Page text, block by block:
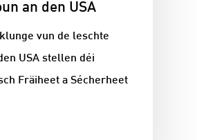
an den USA
vun de leschte
USA stellen déi
Fräiheet a Sécherheet